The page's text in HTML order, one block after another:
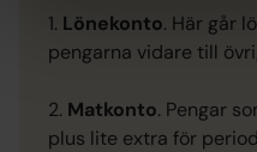
1. Lönekonto. Här går
pengarna vidare till
2. Matkonto. Pengar
plus lite extra för